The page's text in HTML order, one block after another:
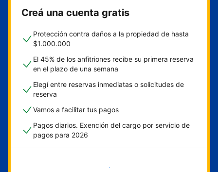
Creá una cuenta gratis
Protección contra daños a la propiedad de hasta
$1.000.000
El 45% de los anfitriones recibe su primera reserva
en el plazo de una semana
Elegí entre reservas inmediatas o solicitudes de
reserva
Vamos a facilitar tus pagos
Pagos diarios. Exención del cargo por servicio de
pagos para 2026
Empezar ahora